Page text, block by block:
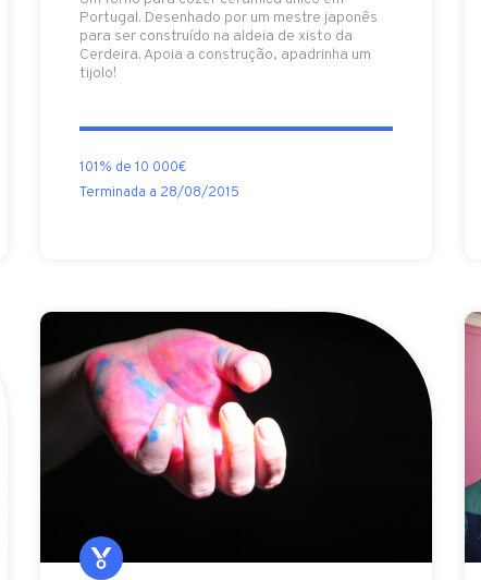
Portugal. Desenhado por um mestre japonês
para ser construído na aldeia de xisto da
Cerdeira. Apoia a construção, apadrinha um
tijolo!
101% de 10 000€
Terminada a 28/08/2015